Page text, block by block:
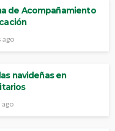
de Acompañamiento
ago
navideñas en
ago